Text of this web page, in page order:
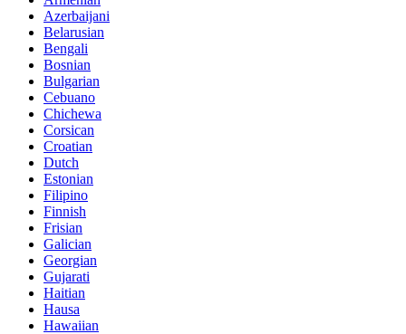
Azerbaijani
Belarusian
Bengali
Bosnian
Bulgarian
Cebuano
Chichewa
Corsican
Croatian
Dutch
Estonian
Filipino
Finnish
Frisian
Galician
Georgian
Gujarati
Haitian
Hausa
Hawaiian